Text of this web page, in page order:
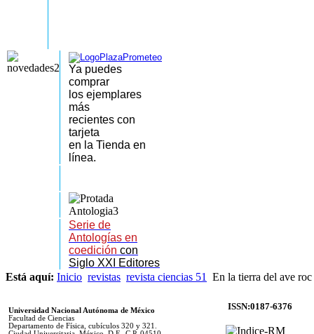
Ya puedes
comprar
los ejemplares
más
recientes con
tarjeta
en la Tienda en
línea.
Serie de
Antologías en
coedición con
Siglo XXI Editores
Está aquí: Inicio revistas revista ciencias 51 En la tierra del ave roc
Universidad Nacional Autónoma de México
Facultad de Ciencias
Departamento de Física, cubículos 320 y 321.
ISSN:0187-6376